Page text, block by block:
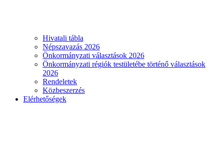
Hivatali tábla
Népszavazás 2026
Önkormányzati választások 2026
Önkormányzati régiók testületébe történő választások
2026
Rendeletek
Közbeszerzés
Elérhetőségek